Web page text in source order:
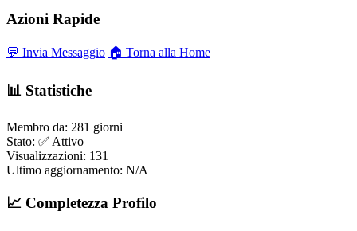
Azioni Rapide
💬 Invia Messaggio 🏠 Torna alla Home
📊 Statistiche
Membro da: 281 giorni
Stato: ✅ Attivo
Visualizzazioni: 131
Ultimo aggiornamento: N/A
📈 Completezza Profilo